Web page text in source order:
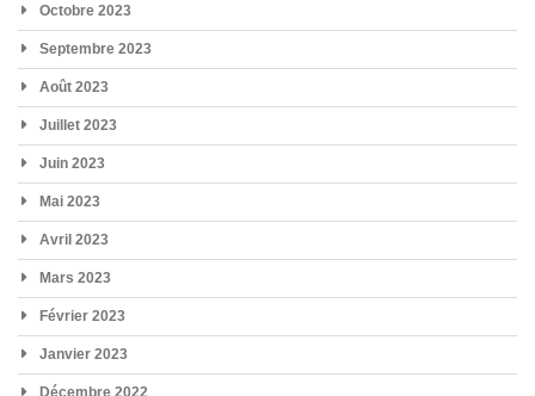
Octobre 2023
Septembre 2023
Août 2023
Juillet 2023
Juin 2023
Mai 2023
Avril 2023
Mars 2023
Février 2023
Janvier 2023
Décembre 2022